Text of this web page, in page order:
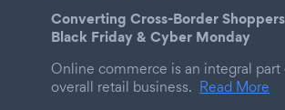
Converting Cross-Border
Black Friday & Cyber Monday
Online commerce is an integral part
overall retail business. Read More